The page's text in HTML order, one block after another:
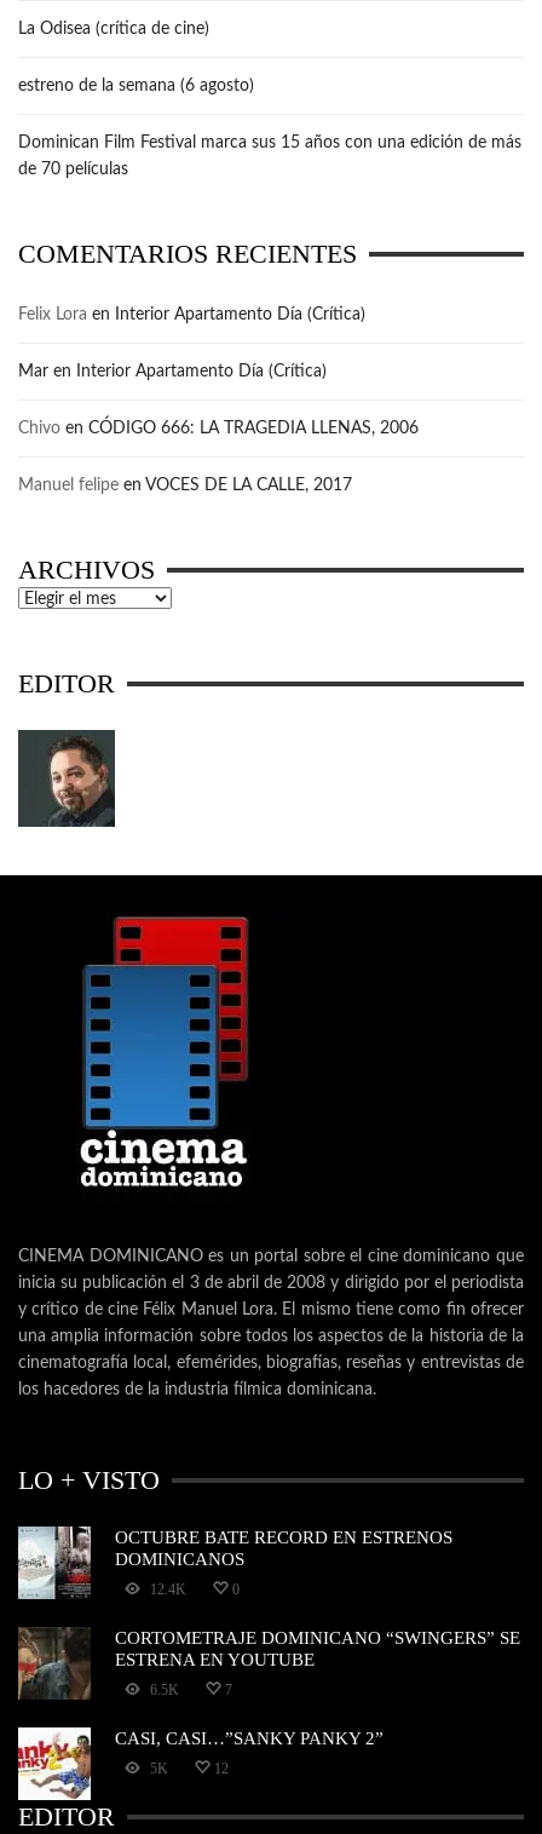
La Odisea (crítica de cine)
estreno de la semana (6 agosto)
Dominican Film Festival marca sus 15 años con una edición de más
de 70 películas
COMENTARIOS RECIENTES
Felix Lora en Interior Apartamento Día (Crítica)
Mar en Interior Apartamento Día (Crítica)
Chivo en CÓDIGO 666: LA TRAGEDIA LLENAS, 2006
Manuel felipe en VOCES DE LA CALLE, 2017
ARCHIVOS
Archivos
EDITOR
CINEMA DOMINICANO es un portal sobre el cine dominicano que
inicia su publicación el 3 de abril de 2008 y dirigido por el periodista
y crítico de cine Félix Manuel Lora. El mismo tiene como fin ofrecer
una amplia información sobre todos los aspectos de la historia de la
cinematografía local, efemérides, biografías, reseñas y entrevistas de
los hacedores de la industria fílmica dominicana.
LO + VISTO
OCTUBRE BATE RECORD EN ESTRENOS
DOMINICANOS
12.4K 0
CORTOMETRAJE DOMINICANO “SWINGERS” SE
ESTRENA EN YOUTUBE
6.5K 7
CASI, CASI…”SANKY PANKY 2”
5K 12
EDITOR